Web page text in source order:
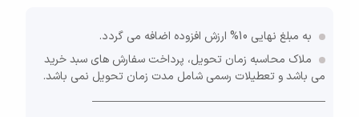
به مبلغ نهایی 10% ارزش افزوده اضافه می گردد.
ملاک محاسبه زمان تحویل، پرداخت سفارش های سبد خرید
می باشد و تعطیلات رسمی شامل مدت زمان تحویل نمی باشد.